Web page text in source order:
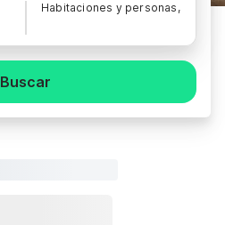
Habitaciones y personas,
Buscar